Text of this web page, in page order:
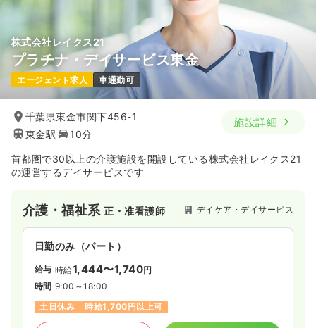
株式会社レイクス21
プラチナ・デイサービス東金
エージェント求人 車通勤可
千葉県東金市関下456-1
東金駅
10分
施設詳細
首都圏で30以上の介護施設を開設している株式会社レイクス21
の運営するデイサービスです
介護・福祉系正・准看護師 デイケア・デイサービス
日勤のみ（パート）
給与 時給1,444〜1,740円
時間 9:00～18:00
土日休み
時給1,700円以上可